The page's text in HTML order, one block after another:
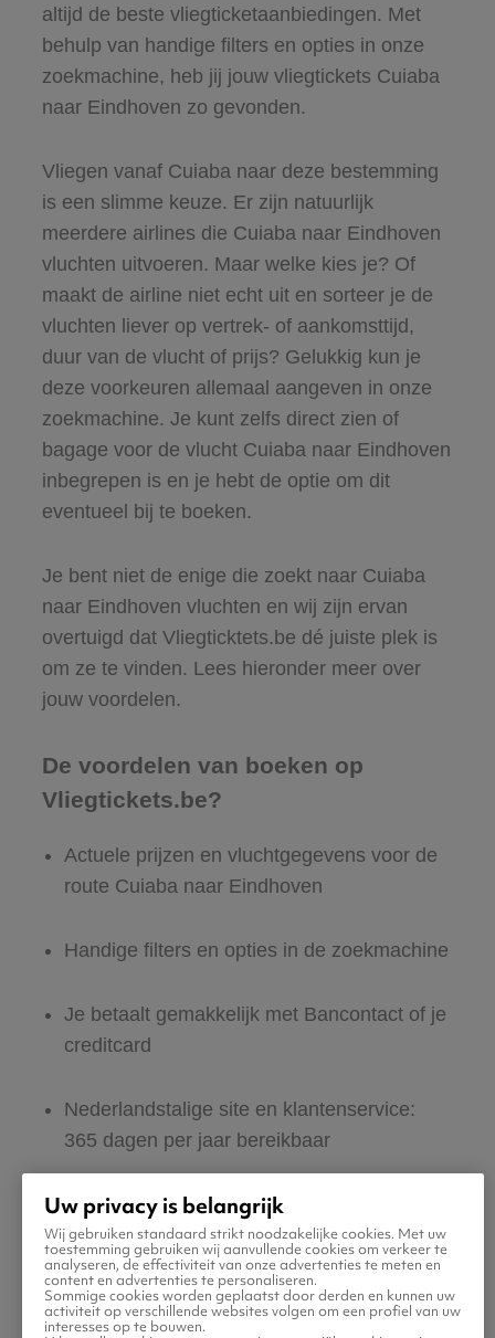
altijd de beste vliegticketaanbiedingen. Met
behulp van handige filters en opties in onze
zoekmachine, heb jij jouw vliegtickets Cuiaba
naar Eindhoven zo gevonden.
Vliegen vanaf Cuiaba naar deze bestemming
is een slimme keuze. Er zijn natuurlijk
meerdere airlines die Cuiaba naar Eindhoven
vluchten uitvoeren. Maar welke kies je? Of
maakt de airline niet echt uit en sorteer je de
vluchten liever op vertrek- of aankomsttijd,
duur van de vlucht of prijs? Gelukkig kun je
deze voorkeuren allemaal aangeven in onze
zoekmachine. Je kunt zelfs direct zien of
bagage voor de vlucht Cuiaba naar Eindhoven
inbegrepen is en je hebt de optie om dit
eventueel bij te boeken.
Je bent niet de enige die zoekt naar Cuiaba
naar Eindhoven vluchten en wij zijn ervan
overtuigd dat Vliegticktets.be dé juiste plek is
om ze te vinden. Lees hieronder meer over
jouw voordelen.
De voordelen van boeken op
Vliegtickets.be?
Actuele prijzen en vluchtgegevens voor de
route Cuiaba naar Eindhoven
Handige filters en opties in de zoekmachine
Je betaalt gemakkelijk met Bancontact of je
creditcard
Nederlandstalige site en klantenservice:
365 dagen per jaar bereikbaar
Zeker van veilig boeken en betalen
Boek ook direct een hotel of huurauto voor
in Eindhoven
Uw privacy is belangrijk
Wij gebruiken standaard strikt noodzakelijke cookies. Met uw
toestemming gebruiken wij aanvullende cookies om verkeer te
analyseren, de effectiviteit van onze advertenties te meten en
content en advertenties te personaliseren.
Sommige cookies worden geplaatst door derden en kunnen uw
activiteit op verschillende websites volgen om een profiel van uw
interesses op te bouwen.